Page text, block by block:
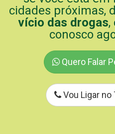
cidades próximas,
vício das drogas,
conosco
Quero Falar
Vou Ligar no